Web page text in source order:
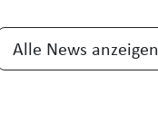
Alle News anzeigen